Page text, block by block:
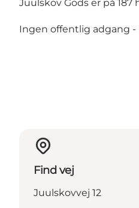
Juulskov Gods er på 187
Ingen offentlig adgang -
Find vej
Juulskovvej 12